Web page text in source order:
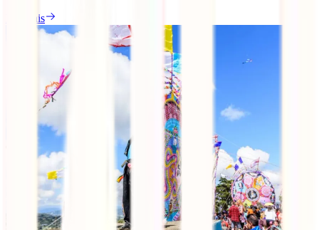
Ler mais